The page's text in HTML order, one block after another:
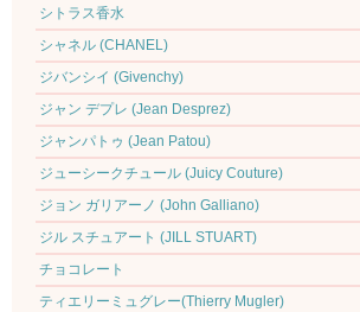
シトラス香水
シャネル (CHANEL)
ジバンシイ (Givenchy)
ジャン デプレ (Jean Desprez)
ジャンパトゥ (Jean Patou)
ジューシークチュール (Juicy Couture)
ジョン ガリアーノ (John Galliano)
ジル スチュアート (JILL STUART)
チョコレート
ティエリーミュグレー(Thierry Mugler)